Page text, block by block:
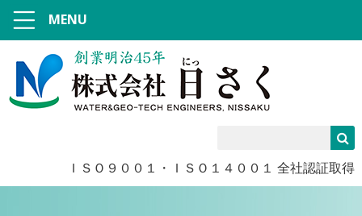
ＩＳＯ９００１・ＩＳＯ１４００１ 全社認証取得
MENU